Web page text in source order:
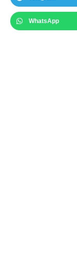
WhatsApp